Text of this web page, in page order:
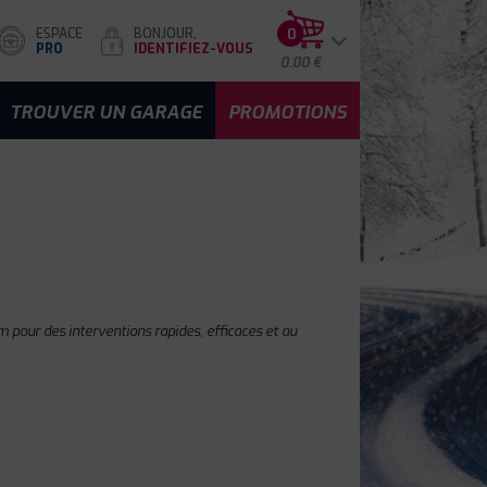
ESPACE
PRO
BONJOUR,
IDENTIFIEZ-VOUS
0
0.00 €
TROUVER UN GARAGE PROMOTIONS
pour des interventions rapides, efficaces et au